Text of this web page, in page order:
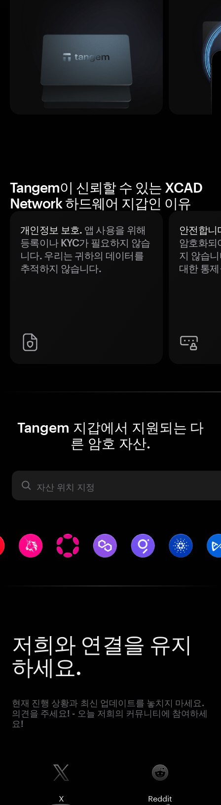
Tangem이 신뢰할 수 있는 XCAD
Network 하드웨어 지갑인 이유
개인정보 보호. 앱 사용을 위해
등록이나 KYC가 필요하지 않습
니다. 우리는 귀하의 데이터를
추적하지 않습니다.
안전합니
암호화되
지 않습
대한 통
Tangem 지갑에서 지원되는 다
른 암호 자산.
자산 라벨
저희와 연결을 유지
하세요.
현재 진행 상황과 최신 업데이트를 놓치지 마세요.
의견을 주세요! - 오늘 저희의 커뮤니티에 참여하세
요!
X Reddit